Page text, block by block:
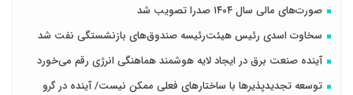
صورت‌های مالی سال ۱۴۰۴ صدرا تصویب شد
سخاوت اسدی رئیس هیئت‌رئیسه صندوق‌های بازنشستگی نفت شد
آینده صنعت برق در ایجاد لایه هوشمند هماهنگی انرژی رقم می‌خورد
توسعه تجدیدپذیرها با ساختارهای فعلی ممکن نیست/ آینده در گرو